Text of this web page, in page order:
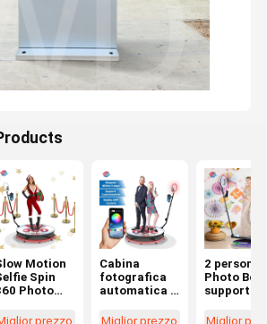
Motion
Spin
Photo
per
prezzo
Cabina
fotografica
automatica a
Controllo
Miglior prezzo
2 persone
​​Photo
supporto
supporti
Miglior